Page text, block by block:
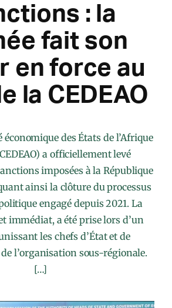
: la
fait son
en force au
la CEDEAO
des États de l’Afrique
a officiellement levé
imposées à la République
ainsi la clôture du processus
engagé depuis 2021. La
immédiat, a été prise lors d’un
les chefs d’État et de
l’organisation sous-régionale.
[…]